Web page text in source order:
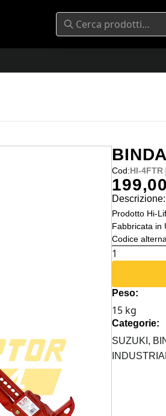
Cod:HI-4FTR|
Descrizione:
Prodotto Hi-
Fabbricata in
Codice
BINDA
4
PIEDI
ROSSA
ALL-
CAST
Peso:
15 kg
Categorie:
SUZUKI,